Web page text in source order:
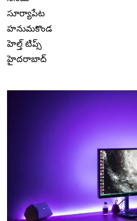
సూర్యాపేట
హనుమకొండ
హెల్త్ టిప్స్
హైదరాబాద్